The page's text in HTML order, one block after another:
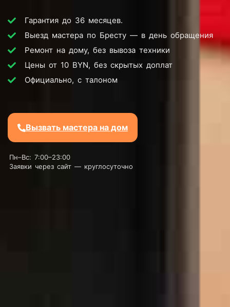
Гарантия до 36 месяцев.
Выезд мастера по Бресту — в день обращения
Ремонт на дому, без вывоза техники
Цены от 10 BYN, без скрытых доплат
Официально, с талоном
Вызвать мастера на дом
Пн–Вс: 7:00–23:00
Заявки через сайт — круглосуточно